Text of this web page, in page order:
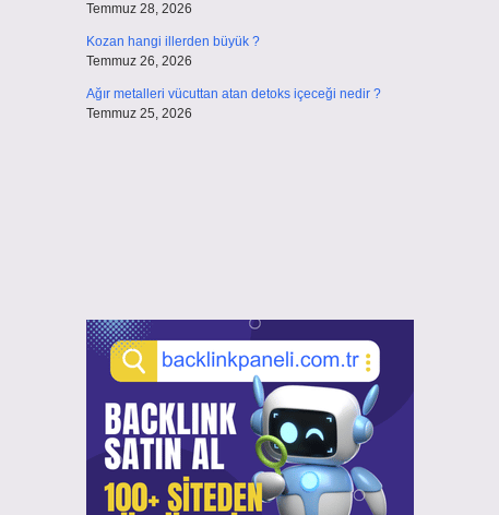
Temmuz 28, 2026
Kozan hangi illerden büyük ?
Temmuz 26, 2026
Ağır metalleri vücuttan atan detoks içeceği nedir ?
Temmuz 25, 2026